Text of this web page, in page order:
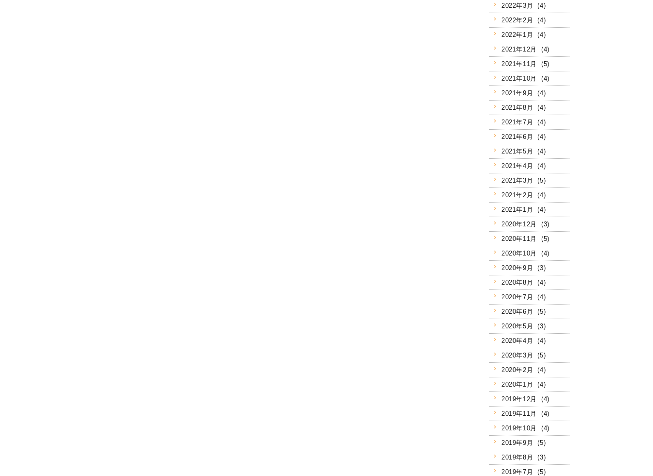
2022年3月 (4)
2022年2月 (4)
2022年1月 (4)
2021年12月 (4)
2021年11月 (5)
2021年10月 (4)
2021年9月 (4)
2021年8月 (4)
2021年7月 (4)
2021年6月 (4)
2021年5月 (4)
2021年4月 (4)
2021年3月 (5)
2021年2月 (4)
2021年1月 (4)
2020年12月 (3)
2020年11月 (5)
2020年10月 (4)
2020年9月 (3)
2020年8月 (4)
2020年7月 (4)
2020年6月 (5)
2020年5月 (3)
2020年4月 (4)
2020年3月 (5)
2020年2月 (4)
2020年1月 (4)
2019年12月 (4)
2019年11月 (4)
2019年10月 (4)
2019年9月 (5)
2019年8月 (3)
2019年7月 (5)